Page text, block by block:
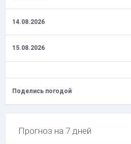
14.08.2026
15.08.2026
Поделись погодой
Прогноз на 7 дней